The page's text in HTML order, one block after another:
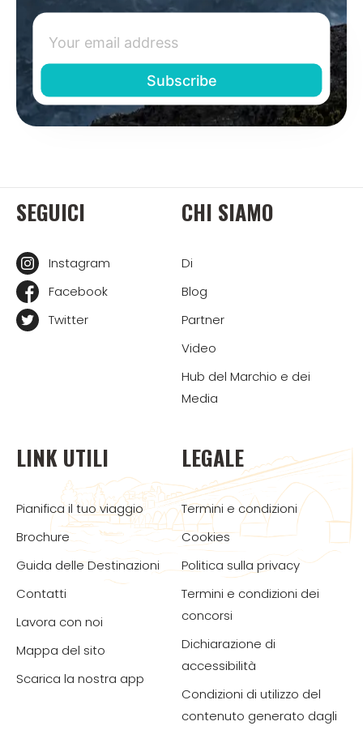
SEGUICI
Instagram
Facebook
Twitter
CHI SIAMO
Di
Blog
Partner
Video
Hub del Marchio e dei
Media
LINK UTILI
Pianifica il tuo viaggio
Brochure
Guida delle Destinazioni
Contatti
Lavora con noi
Mappa del sito
Scarica la nostra app
LEGALE
Termini e condizioni
Cookies
Politica sulla privacy
Termini e condizioni dei
concorsi
Dichiarazione di
accessibilità
Condizioni di utilizzo del
contenuto generato dagli